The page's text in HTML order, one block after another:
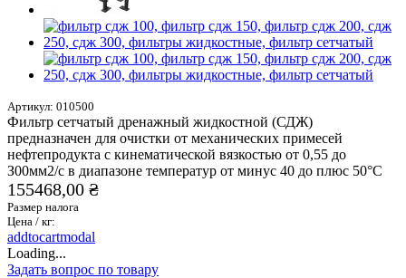
Артикул: 010500
Фильтр сетчатый дренажный жидкостной (СДЖ)
предназначен для очистки от механических примесей
нефтепродукта с кинематической вязкостью от 0,55 до
З00мм2/с в диапазоне температур от минус 40 до плюс 50°С
155468,00 ₴
Размер налога
Цена / кг:
addtocartmodal
Loading...
Задать вопрос по товару